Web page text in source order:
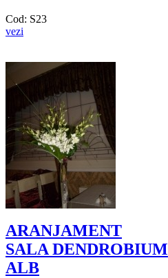
Cod: S23
vezi
ARANJAMENT
SALA DENDROBIUM
ALB